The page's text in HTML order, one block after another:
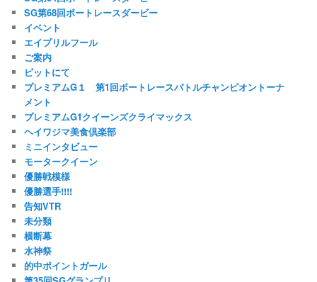
SG第68回ボートレースダービー
イベント
エイプリルフール
ご案内
ピットにて
プレミアムG１ 第1回ボートレースバトルチャンピオントーナ
メント
プレミアムG1クイーンズクライマックス
ヘイワジマ美食倶楽部
ミニインタビュー
モータークイーン
優勝戦模様
優勝選手!!!!
告知VTR
未分類
横断幕
水神祭
的中ポイントガール